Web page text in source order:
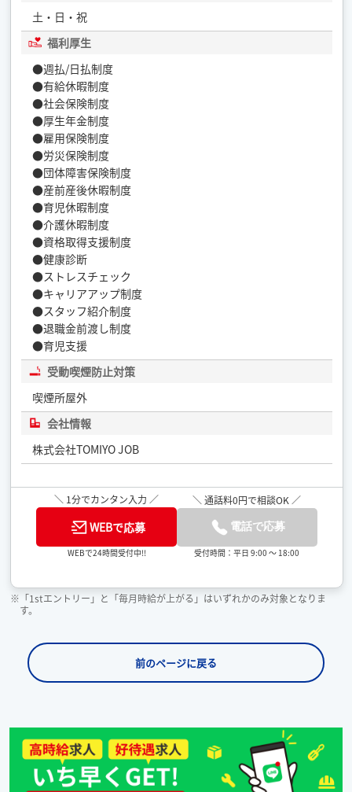
土・日・祝
福利厚生
●週払/日払制度
●有給休暇制度
●社会保険制度
●厚生年金制度
●雇用保険制度
●労災保険制度
●団体障害保険制度
●産前産後休暇制度
●育児休暇制度
●介護休暇制度
●資格取得支援制度
●健康診断
●ストレスチェック
●キャリアアップ制度
●スタッフ紹介制度
●退職金前渡し制度
●育児支援
受動喫煙防止対策
喫煙所屋外
会社情報
株式会社TOMIYO JOB
＼ 1分でカンタン入力 ／
WEBで応募
WEBで24時間受付中!!
＼ 通話料0円で相談OK ／
電話で応募
受付時間：平日 9:00 ～ 18:00
※「1stエントリー」と「毎月時給が上がる」はいずれかのみ対象となりま
す。
前のページに戻る